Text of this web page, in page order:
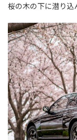
桜の木の下に潜り